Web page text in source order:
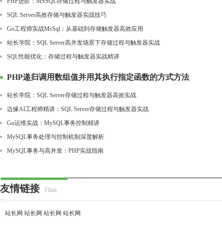
SQL Server高效存储与触发器实战技巧
Go工程师实战MsSql：从基础到存储触发器高效应用
站长学院：SQL Server高并发场景下存储过程与触发器实战
SQL性能优化：存储过程与触发器实战精讲
PHP递归调用数组值并用其执行指定函数的方式方法
站长学院：SQL Server存储过程与触发器高效实战
边缘AI工程师精讲：SQL Server存储过程与触发器实战
Go运维实战：MySQL事务控制精讲
MySQL事务处理与控制机制深度解析
MySQL事务与高并发：PHP实战指南
友情链接 Flink
站长网 站长网 站长网 站长网